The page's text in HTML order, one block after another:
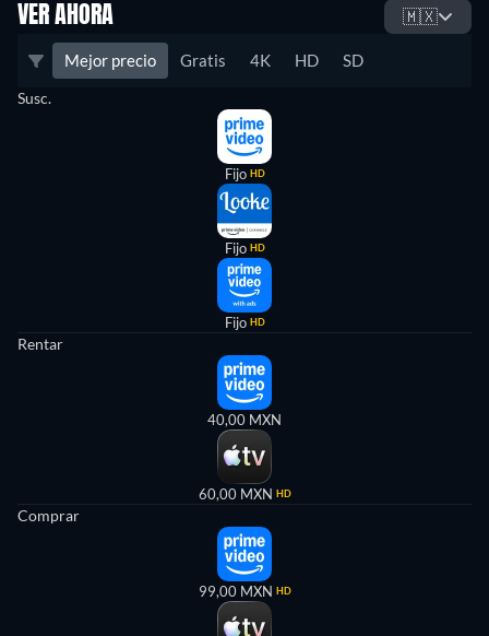
VER AHORA 🇲🇽
Mejor precio Gratis 4K HD SD
Susc.
Fijo HD
Fijo HD
Fijo HD
Rentar
40,00 MXN
60,00 MXN HD
Comprar
99,00 MXN HD